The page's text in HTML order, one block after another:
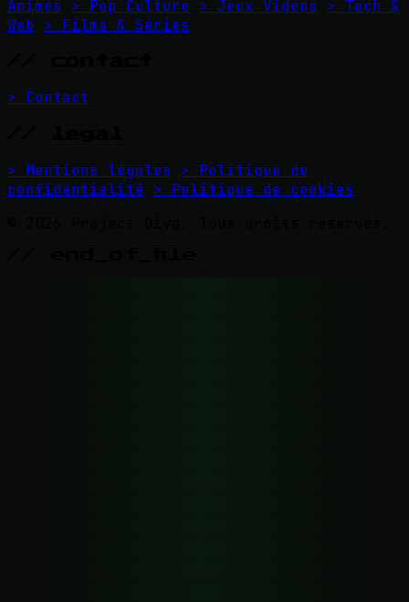
Animés > Pop Culture > Jeux Vidéos
> Tech &
Web > Films & Séries
> Contact
> Mentions légales
> Politique de
confidentialité > Politique de cookies